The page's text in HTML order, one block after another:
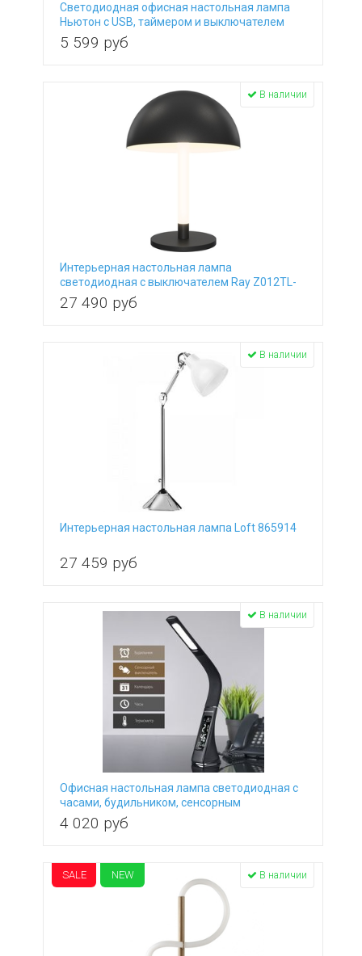
Светодиодная офисная настольная лампа
Ньютон с USB, таймером и выключателем
CL803052
5 599 руб
Интерьерная настольная лампа
светодиодная с выключателем Ray Z012TL-
L8B3K
27 490 руб
В наличии
Интерьерная настольная лампа Loft 865914
27 459 руб
В наличии
Офисная настольная лампа светодиодная с
часами, будильником, сенсорным
выключателем и термометром Elara черный
4 020 руб
В наличии
SALE NEW В наличии